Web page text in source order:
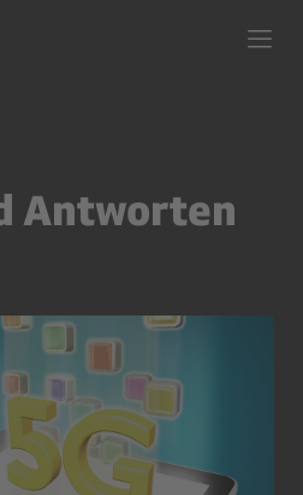
Antworten